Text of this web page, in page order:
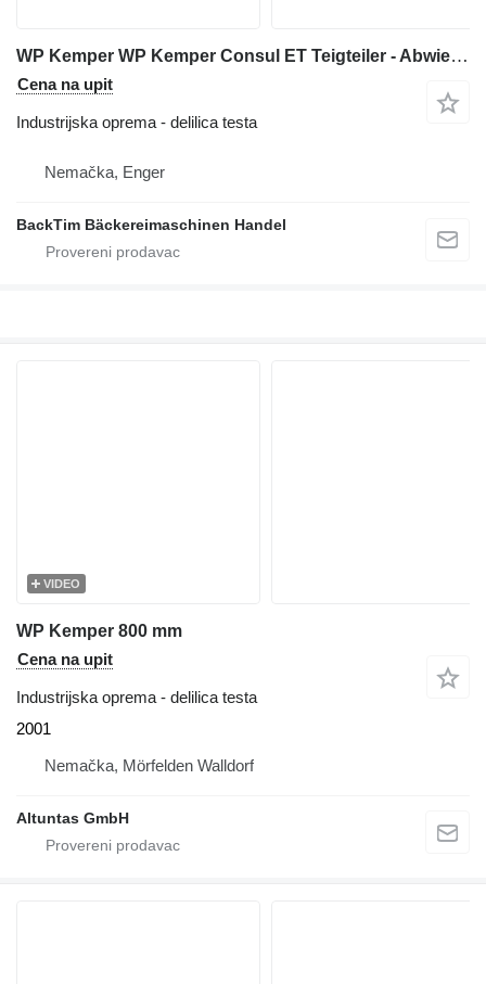
WP Kemper WP Kemper Consul ET Teigteiler - Abwieger
Cena na upit
Industrijska oprema - delilica testa
Nemačka, Enger
BackTim Bäckereimaschinen Handel
VIDEO
WP Kemper 800 mm
Cena na upit
Industrijska oprema - delilica testa
2001
Nemačka, Mörfelden Walldorf
Altuntas GmbH